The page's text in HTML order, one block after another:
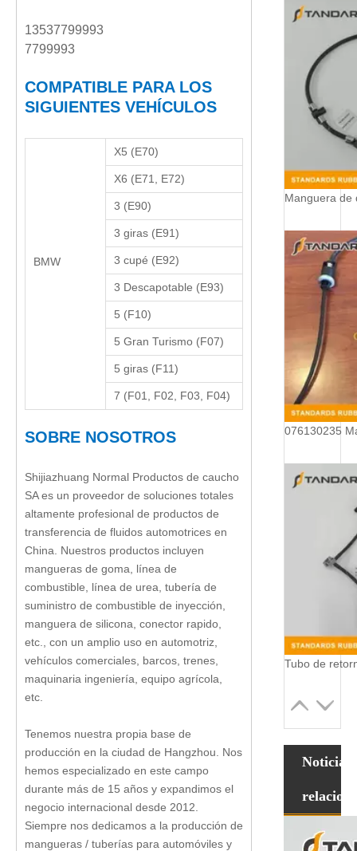
13537799993
7799993
COMPATIBLE PARA LOS
SIGUIENTES VEHÍCULOS
BMW
X5 (E70)
X6 (E71, E72)
3 (E90)
3 giras (E91)
3 cupé (E92)
3 Descapotable (E93)
5 (F10)
5 Gran Turismo (F07)
5 giras (F11)
7 (F01, F02, F03, F04)
SOBRE NOSOTROS
Shijiazhuang Normal Productos de caucho
SA es un proveedor de soluciones totales
altamente profesional de productos de
transferencia de fluidos automotrices en
China. Nuestros productos incluyen
mangueras de goma, línea de
combustible, línea de urea, tubería de
suministro de combustible de inyección,
manguera de silicona, conector rapido,
etc., con un amplio uso en automotriz,
vehículos comerciales, barcos, trenes,
maquinaria ingeniería, equipo agrícola,
etc.
Tenemos nuestra propia base de
producción en la ciudad de Hangzhou. Nos
hemos especializado en este campo
durante más de 15 años y expandimos el
negocio internacional desde 2012.
Siempre nos dedicamos a la producción de
mangueras / tuberías para automóviles y
Noticias